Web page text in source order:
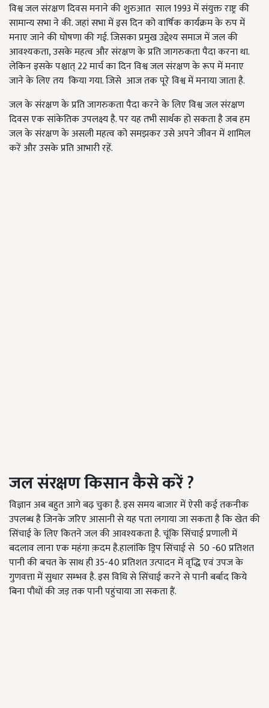
विश्व जल संरक्षण दिवस मनाने की शुरुआत साल 1993 में संयुक्त राष्ट्र की
सामान्य सभा ने की. जहां सभा में इस दिन को वार्षिक कार्यक्रम के रुप में
मनाए जाने की घोषणा की गई. जिसका प्रमुख उद्देश्य समाज में जल की
आवश्यकता, उसके महत्व और संरक्षण के प्रति जागरुकता पैदा करना था.
लेकिन इसके पश्चात् 22 मार्च का दिन विश्व जल संरक्षण के रूप में मनाए
जाने के लिए तय किया गया. जिसे आज तक पूरे विश्व में मनाया जाता है.
जल के संरक्षण के प्रति जागरुकता पैदा करने के लिए विश्व जल संरक्षण
दिवस एक सांकेतिक उपलक्ष्य है. पर यह तभी सार्थक हो सकता है जब हम
जल के संरक्षण के असली महत्व को समझकर उसे अपने जीवन में शामिल
करें और उसके प्रति आभारी रहें.
जल संरक्षण किसान कैसे करें?
विज्ञान अब बहुत आगे बढ़ चुका है. इस समय बाजार में ऐसी कई तकनीक
उपलब्ध है जिनके जरिए आसानी से यह पता लगाया जा सकता है कि खेत की
सिंचाई के लिए कितने जल की आवश्यकता है. चूंकि सिंचाई प्रणाली में
बदलाव लाना एक महंगा क़दम है.हालांकि ड्रिप सिंचाई से 50 -60 प्रतिशत
पानी की बचत के साथ ही 35-40 प्रतिशत उत्पादन में वृद्धि एवं उपज के
गुणवत्ता में सुधार सम्भव है. इस विधि से सिंचाई करने से पानी बर्बाद किये
बिना पौधों की जड़ तक पानी पहुंचाया जा सकता हैं.